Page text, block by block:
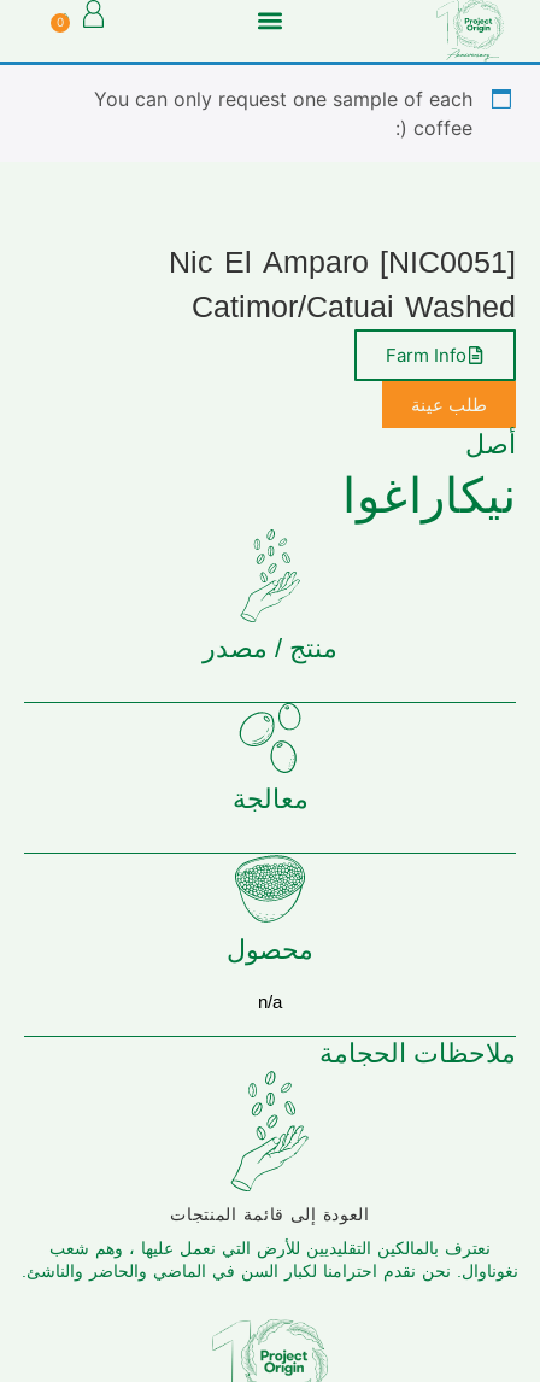
0
You can only request one sample of each
coffee (:
[NIC0051] Nic El Amparo
Catimor/Catuai Washed
Farm Info
طلب عينة
أصل
نيكاراغوا
منتج / مصدر
معالجة
محصول
n/a
ملاحظات الحجامة
العودة إلى قائمة المنتجات
نعترف بالمالكين التقليديين للأرض التي نعمل عليها ، وهم شعب
نغوناوال. نحن نقدم احترامنا لكبار السن في الماضي والحاضر والناشئ.